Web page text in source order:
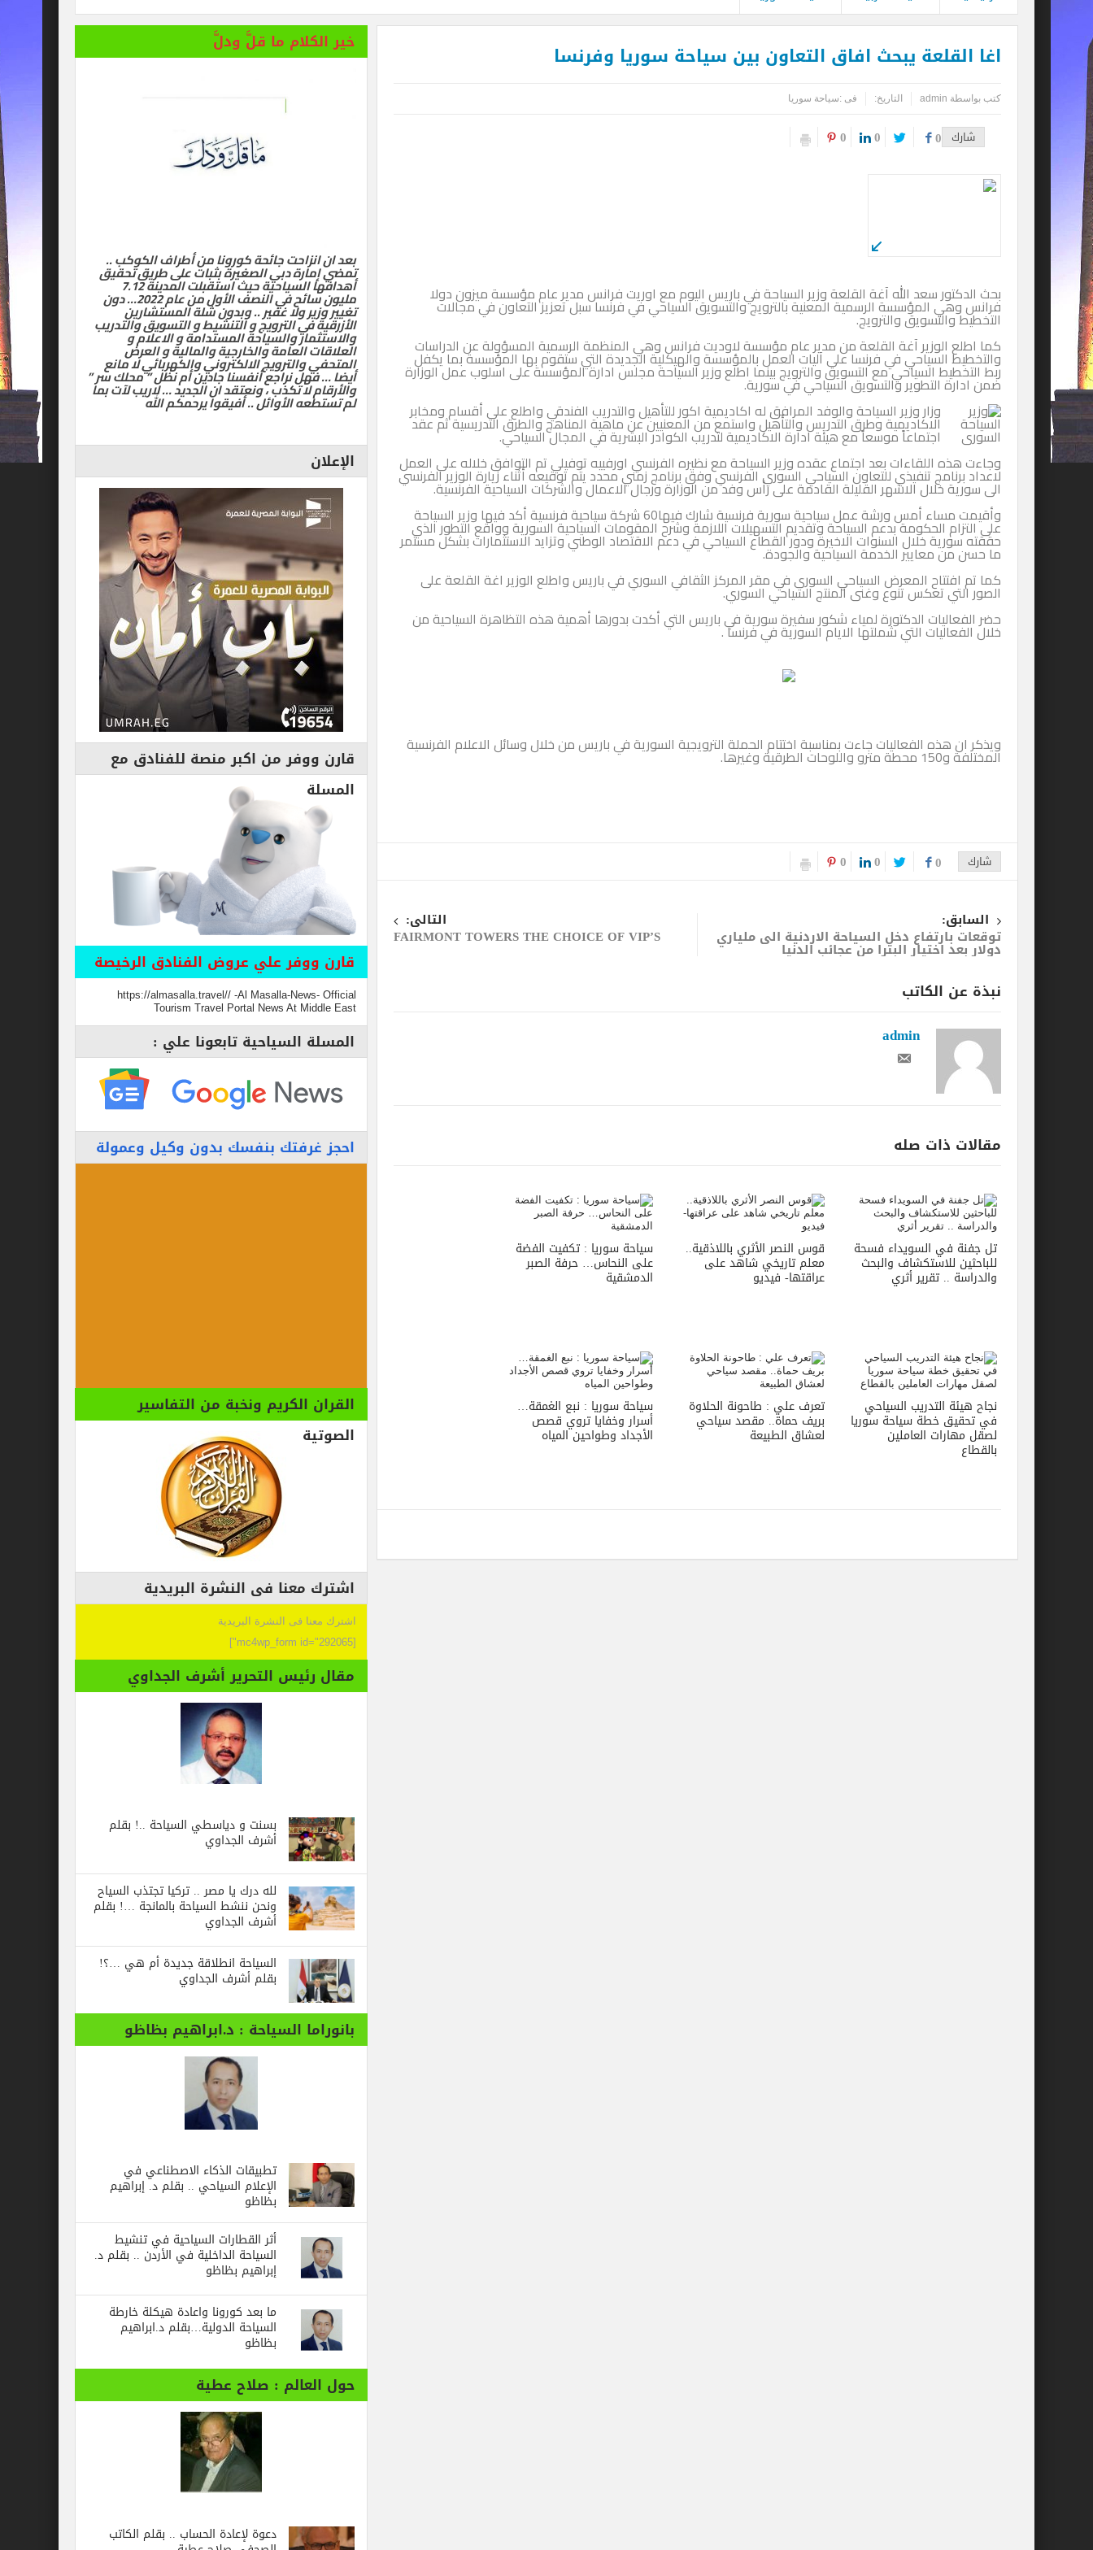
اغا القلعة يبحث افاق التعاون بين سياحة سوريا وفرنسا
كتب بواسطة admin التاريخ: فى :سياحة سوريا
شارك 0
0
0
بحث الدكتور سعد الله آغة القلعة وزير السياحة في باريس اليوم مع اوريت فرانس مدير عام مؤسسة ميزون دولا
فرانس وهي المؤسسة الرسمية المعنية بالترويج والتسويق السياحي في فرنسا سبل تعزيز التعاون في مجالات
التخطيط والتسويق والترويج.
كما اطلع الوزير آغة القلعة من مدير عام مؤسسة لاوديت فرانس وهي المنظمة الرسمية المسؤولة عن الدراسات
والتخطيط السياحي في فرنسا على آليات العمل بالمؤسسة والهيكلية الجديدة التي ستقوم بها المؤسسة بما يكفل
ربط التخطيط السياحي مع التسويق والترويج بينما اطلع وزير السياحة مجلس ادارة المؤسسة على اسلوب عمل الوزارة
ضمن ادارة التطوير والتسويق السياحي في سورية.
وزار وزير السياحة والوفد المرافق له اكاديمية اكور للتأهيل والتدريب الفندقي واطلع على أقسام ومخابر
الاكاديمية وطرق التدريس والتأهيل واستمع من المعنيين عن ماهية المناهج والطرق التدريسية ثم عقد
اجتماعاً موسعاً مع هيئة ادارة الاكاديمية لتدريب الكوادر البشرية في المجال السياحي.
وجاءت هذه اللقاءات بعد اجتماع عقده وزير السياحة مع نظيره الفرنسي اورفييه توفيلي تم التوافق خلاله على العمل
لاعداد برنامج تنفيذي للتعاون السياحي السوري الفرنسي وفق برنامج زمني محدد يتم توقيعه أثناء زيارة الوزير الفرنسي
الى سورية خلال الاشهر القليلة القادمة على رأس وفد من الوزارة ورجال الاعمال والشركات السياحية الفرنسية.
وأقيمت مساء أمس ورشة عمل سياحية سورية فرنسية شارك فيها60 شركة سياحية فرنسية أكد فيها وزير السياحة
على التزام الحكومة بدعم السياحة وتقديم التسهيلات اللازمة وشرح المقومات السياحية السورية وواقع التطور الذي
حققته سورية خلال السنوات الاخيرة ودور القطاع السياحي في دعم الاقتصاد الوطني وتزايد الاستثمارات بشكل مستمر
ما حسن من معايير الخدمة السياحية والجودة.
كما تم افتتاح المعرض السياحي السوري في مقر المركز الثقافي السوري في باريس واطلع الوزير اغة القلعة على
الصور التي تعكس تنوع وغنى المنتج السياحي السوري.
حضر الفعاليات الدكتورة لمياء شكور سفيرة سورية في باريس التي أكدت بدورها أهمية هذه التظاهرة السياحية من
خلال الفعاليات التي شملتها الايام السورية في فرنسا .
ويذكر ان هذه الفعاليات جاءت بمناسبة اختتام الحملة الترويجية السورية في باريس من خلال وسائل الاعلام الفرنسية
المختلفة و150 محطة مترو واللوحات الطرقية وغيرها.
شارك 0
0
0
السابق:
توقعات بارتفاع دخل السياحة الاردنية الى ملياري
دولار بعد اختيار البترا من عجائب الدنيا
التالى:
FAIRMONT TOWERS THE CHOICE OF VIP’S
نبذة عن الكاتب
admin
مقالات ذات صله
تل جفنة في السويداء فسحة
للباحثين للاستكشاف والبحث
والدراسة .. تقرير أثري
قوس النصر الأثري باللاذقية..
معلم تاريخي شاهد على
عراقتها- فيديو
سياحة سوريا : تكفيت الفضة
على النحاس… حرفة الصبر
الدمشقية
نجاح هيئة التدريب السياحي
في تحقيق خطة سياحة سوريا
لصقل مهارات العاملين
بالقطاع
تعرف علي : طاحونة الحلاوة
بريف حماة.. مقصد سياحي
لعشاق الطبيعة
سياحة سوريا : نبع الغمقة…
أسرار وخفايا تروي قصص
الأجداد وطواحين المياه
خير الكلام ما قلَّ ودلَّ
بعد ان انزاحت جائحة كورونا من أطراف الكوكب ..
تمضي إمارة دبي الصغيرة بثبات على طريق تحقيق
أهدافها السياحية حيث استقبلت المدينة 7.12
مليون سائح في النصف الأول من عام 2022… دون
تغيير وزير ولا غفير .. وبدون شلة المستشارين
الأزرقية في الترويج و التنشيط و التسويق والتدريب
والاستثمار والسياحة المستدامة و الاعلام و
العلاقات العامة والخارجية والمالية و العرض
المتحفي والترويج الالكتروني والكهربائي لا مانع
أيضا … فهل نراجع أنفسنا جادين أم نظل ” محلك سر ”
والأرقام لا تكذب ، ونعتقد ان الجديد … لاريب لآت بما
لم تستطعه الأوائل .. أفيقوا يرحمكم الله
الإعلان
قارن ووفر من اكبر منصة للفنادق مع
المسلة
قارن ووفر علي عروض الفنادق الرخيصة
https://almasalla.travel// -Al Masalla-News- Official
Tourism Travel Portal News At Middle East
المسلة السياحية تابعونا علي :
احجز غرفتك بنفسك بدون وكيل وعمولة
القران الكريم ونخبة من التفاسير
الصوتية
اشترك معنا فى النشرة البريدية
اشترك معنا فى النشرة البريدية
[mc4wp_form id="292065"]
مقال رئيس التحرير أشرف الجداوي
بسنت و دياسطي السياحة ..! بقلم
أشرف الجداوي
لله درك يا مصر .. تركيا تجتذب السياح
ونحن ننشط السياحة بالمانجة …! بقلم
أشرف الجداوي
السياحة انطلاقة جديدة أم هي …؟!
بقلم أشرف الجداوي
بانوراما السياحة : د.ابراهيم بظاظو
تطبيقات الذكاء الاصطناعي في
الإعلام السياحي .. بقلم د. إبراهيم
بظاظو
أثر القطارات السياحية في تنشيط
السياحة الداخلية في الأردن .. بقلم د.
إبراهيم بظاظو
ما بعد كورونا واعادة هيكلة خارطة
السياحة الدولية…بقلم د.ابراهيم
بظاظو
حول العالم : صلاح عطية
دعوة لإعادة الحساب .. بقلم الكاتب